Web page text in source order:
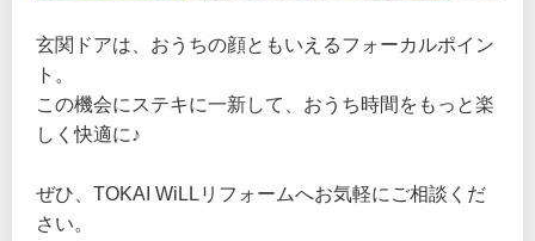
玄関ドアは、おうちの顔ともいえるフォーカルポイン
ト。
この機会にステキに一新して、おうち時間をもっと楽
しく快適に♪
ぜひ、TOKAI WiLLリフォームへお気軽にご相談くだ
さい。